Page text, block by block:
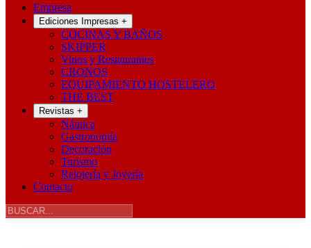
Empresa
Ediciones Impresas +
COCINAS Y BAÑOS
SKIPPER
Vinos y Restaurantes
CRONOS
EQUIPAMIENTO HOSTELERO
THE BEST
Revistas +
Náutica
Gastronomía
Decoración
Turismo
Relojería y Joyería
Contacto